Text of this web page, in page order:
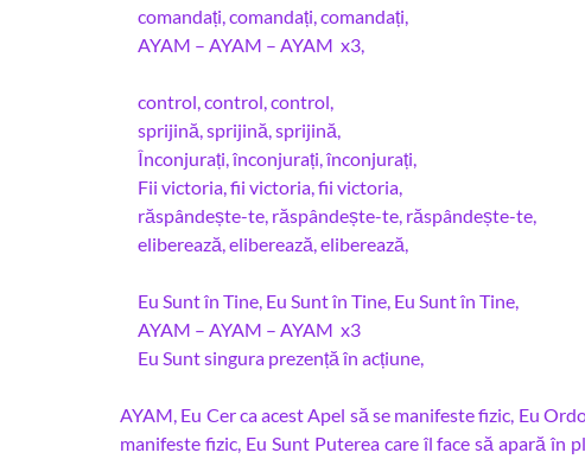
comandați, comandați, comandați,
AYAM – AYAM – AYAM x3,
control, control, control,
sprijină, sprijină, sprijină,
Înconjurați, înconjurați, înconjurați,
Fii victoria, fii victoria, fii victoria,
răspândește-te, răspândește-te, răspândește-te,
eliberează, eliberează, eliberează,
Eu Sunt în Tine, Eu Sunt în Tine, Eu Sunt în Tine,
AYAM – AYAM – AYAM x3
Eu Sunt singura prezență în acțiune,
AYAM, Eu Cer ca acest Apel să se manifeste fizic, Eu
manifeste fizic, Eu Sunt Puterea care îl face să apară în